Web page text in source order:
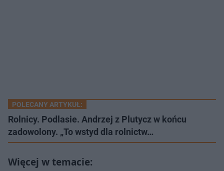
POLECANY ARTYKUŁ:
Rolnicy. Podlasie. Andrzej z Plutycz w końcu
zadowolony. „To wstyd dla rolnictw…